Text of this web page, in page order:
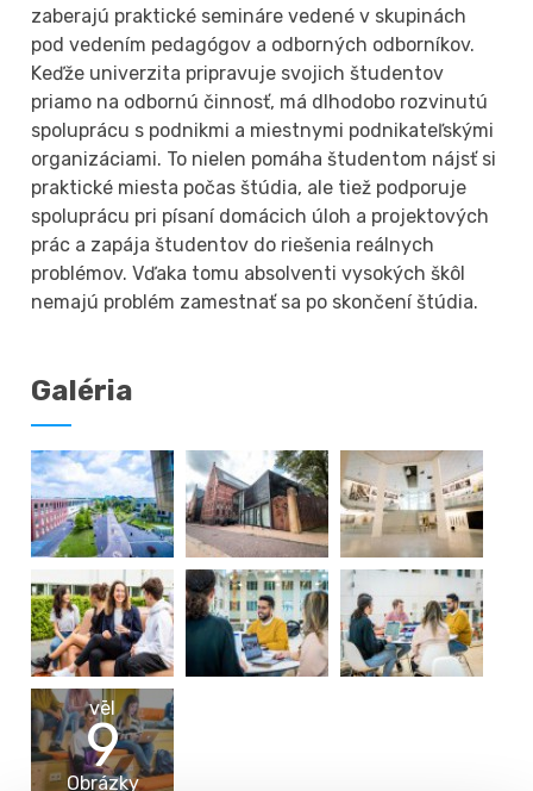
zaberajú praktické semináre vedené v skupinách
pod vedením pedagógov a odborných odborníkov.
Keďže univerzita pripravuje svojich študentov
priamo na odbornú činnosť, má dlhodobo rozvinutú
spoluprácu s podnikmi a miestnymi podnikateľskými
organizáciami. To nielen pomáha študentom nájsť si
praktické miesta počas štúdia, ale tiež podporuje
spoluprácu pri písaní domácich úloh a projektových
prác a zapája študentov do riešenia reálnych
problémov. Vďaka tomu absolventi vysokých škôl
nemajú problém zamestnať sa po skončení štúdia.
Galéria
vēl
9
Obrázky